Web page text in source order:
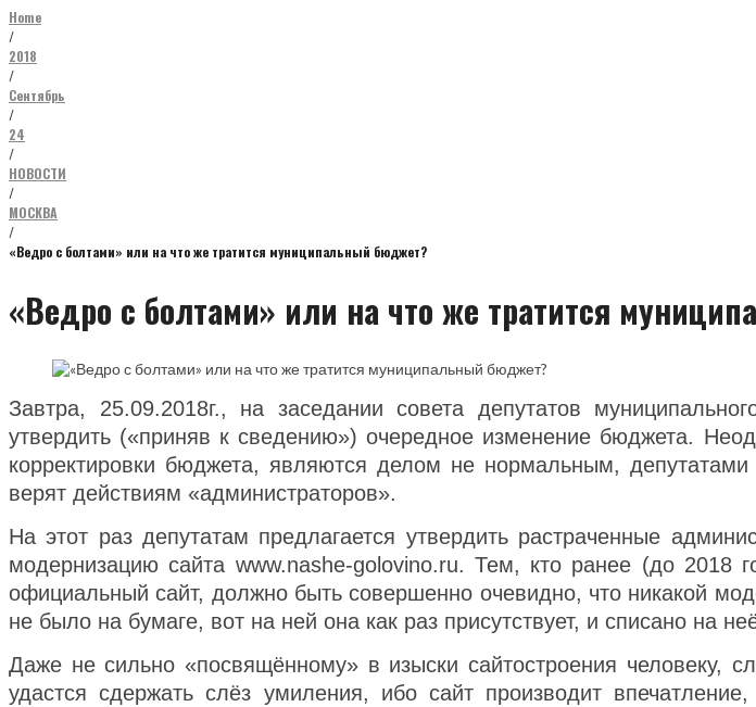
Home
/
2018
/
Сентябрь
/
24
/
НОВОСТИ
/
МОСКВА
/
«Ведро с болтами» или на что же тратится муниципальный бюджет?
«Ведро с болтами» или на что же тратится
Завтра, 25.09.2018г., на заседании совета депутатов
утвердить («приняв к сведению») очередное изменение бюджета.
корректировки бюджета, являются делом не нормальным,
верят действиям «администраторов».
На этот раз депутатам предлагается утвердить растраченные
модернизацию сайта www.nashe-golovino.ru. Тем, кто ранее (до 2018
официальный сайт, должно быть совершенно очевидно, что никакой
не было на бумаге, вот на ней она как раз присутствует, и списано на
Даже не сильно «посвящённому» в изыски сайтостроения человеку,
удастся сдержать слёз умиления, ибо сайт производит